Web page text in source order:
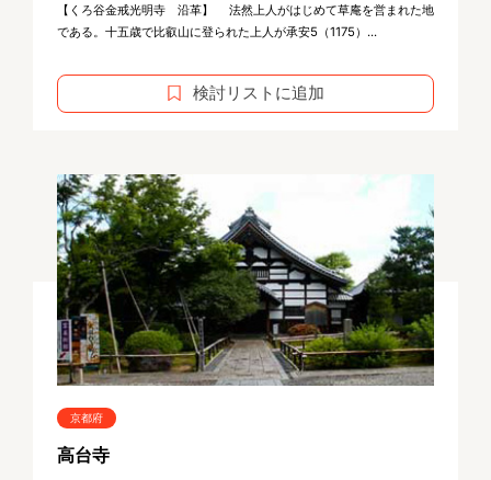
【くろ谷金戒光明寺 沿革】 法然上人がはじめて草庵を営まれた地
である。十五歳で比叡山に登られた上人が承安5（1175）...
検討リストに追加
京都府
高台寺